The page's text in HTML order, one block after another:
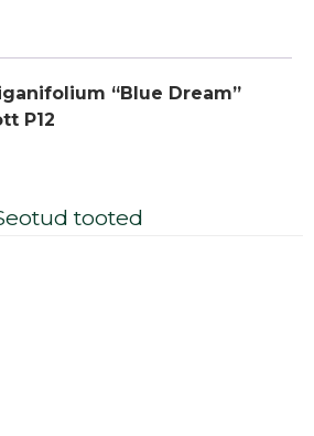
“Blue Dream”
P12
tooted